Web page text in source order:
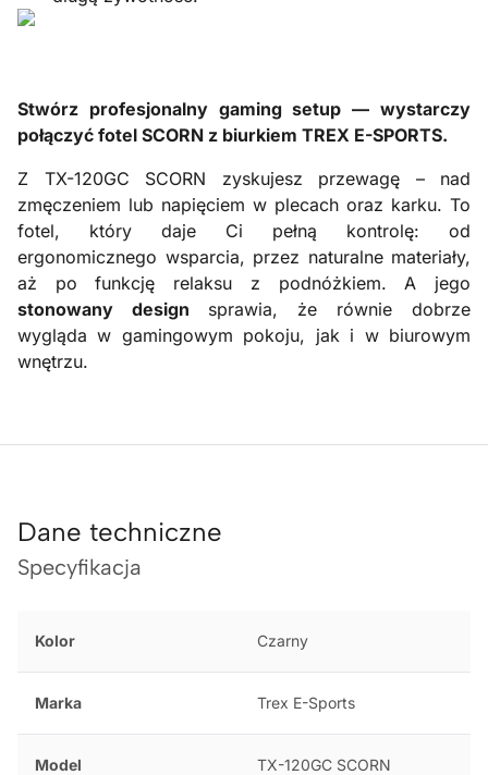
Stwórz profesjonalny gaming setup — wystarczy
połączyć fotel SCORN z biurkiem TREX E-SPORTS.
Z TX-120GC SCORN zyskujesz przewagę – nad
zmęczeniem lub napięciem w plecach oraz karku. To
fotel, który daje Ci pełną kontrolę: od
ergonomicznego wsparcia, przez naturalne materiały,
aż po funkcję relaksu z podnóżkiem. A jego
stonowany design sprawia, że równie dobrze
wygląda w gamingowym pokoju, jak i w biurowym
wnętrzu.
Dane techniczne
Specyfikacja
Kolor Czarny
Marka Trex E-Sports
Model TX-120GC SCORN